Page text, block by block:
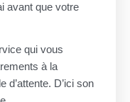
avant que votre
qui vous
à la
d’attente. D’ici son